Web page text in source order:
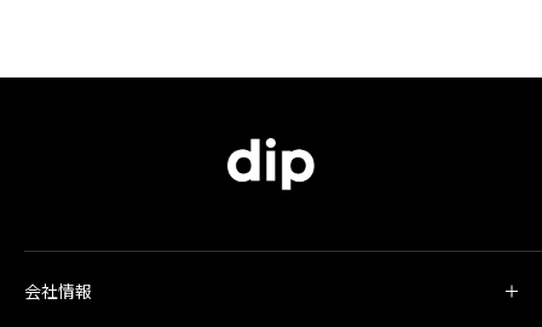
会社情報